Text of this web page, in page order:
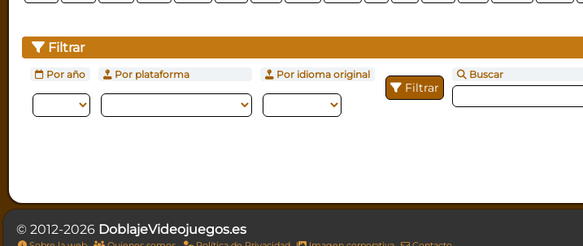
Filtrar
Por año Por plataforma Por idioma original
Filtrar
Buscar
© 2012-2026 DoblajeVideojuegos.es